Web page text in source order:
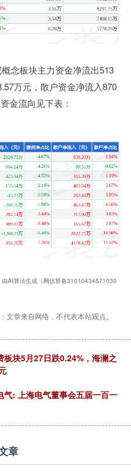
念板块主力资金净流出513
万元，散户资金净流入870
金流向见下表：
AI算法生成（网信算备31010434571030
文章来自网络，不代表本站观点。
块5月27日跌0.24%，海澜之
气: 上海电气董事会五届一百一
章